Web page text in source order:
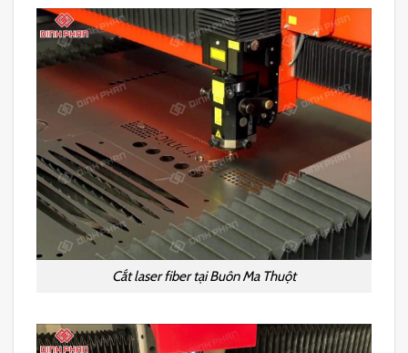
Cắt laser fiber tại Buôn Ma Thuột